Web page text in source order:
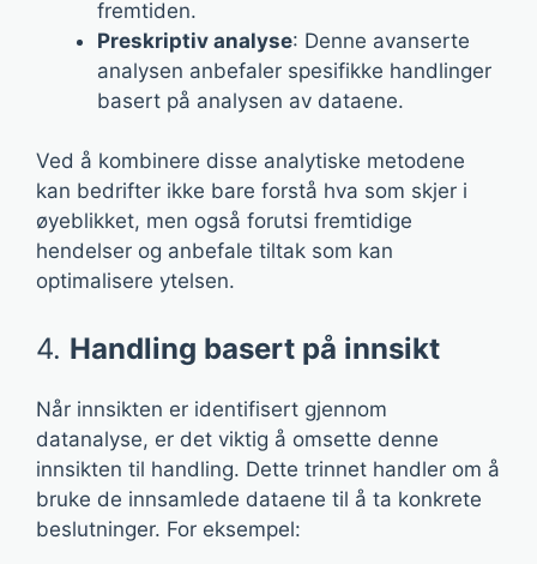
fremtiden.
Preskriptiv analyse: Denne avanserte
analysen anbefaler spesifikke handlinger
basert på analysen av dataene.
Ved å kombinere disse analytiske metodene
kan bedrifter ikke bare forstå hva som skjer i
øyeblikket, men også forutsi fremtidige
hendelser og anbefale tiltak som kan
optimalisere ytelsen.
4. Handling basert på innsikt
Når innsikten er identifisert gjennom
datanalyse, er det viktig å omsette denne
innsikten til handling. Dette trinnet handler om å
bruke de innsamlede dataene til å ta konkrete
beslutninger. For eksempel: